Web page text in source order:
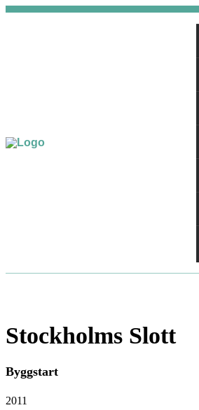
Stockholms Slott
Byggstart
2011